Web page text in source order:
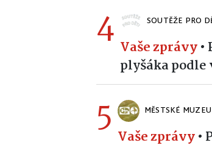
4 SOUTĚŽE PRO
Vaše zprávy•
plyšáka
5 MĚSTSKÉ
Vaše zprávy•